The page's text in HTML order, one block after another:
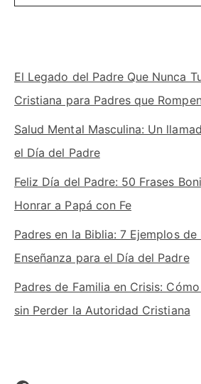
El Legado del Padre Que Nunca
Cristiana para Padres que
Salud Mental Masculina: Un
el Día del Padre
Feliz Día del Padre: 50 Frases
Honrar a Papá con Fe
Padres en la Biblia: 7 Ejemplos de
Enseñanza para el Día del Padre
Padres de Familia en Crisis:
sin Perder la Autoridad Cristiana